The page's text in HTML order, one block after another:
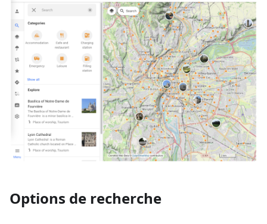
Options de recherche